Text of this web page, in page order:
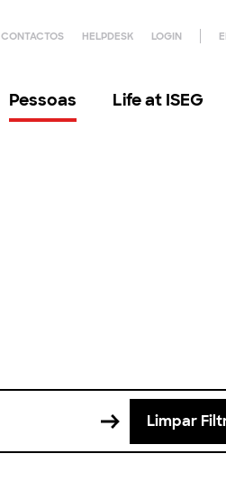
CONTACTOS HELPDESK LOGIN
Pessoas Life at ISEG
Limpar